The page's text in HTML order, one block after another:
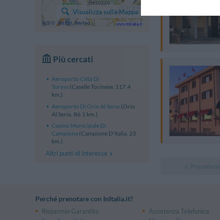
Visualizza sulla Mappa
Più cercati
Aeroporto Città Di
Torino (Caselle Torinese, 117.4
km.)
Aeroporto Di Orio Al Serio (Orio
Al Serio, 86.1 km.)
Casinò Municipale Di
Campione (Campione D'italia, 23
km.)
Altri punti di interesse
Perché prenotare con InItalia.it?
Risparmio Garantito Assistenza Telefonica